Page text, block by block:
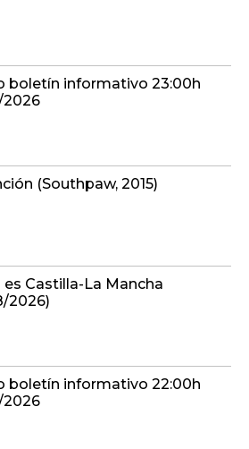
boletín informativo 23:00h
(Southpaw, 2015)
es Castilla-La Mancha
2026)
boletín informativo 22:00h